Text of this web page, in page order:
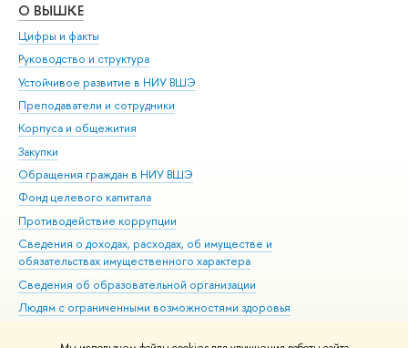
О ВЫШКЕ
Цифры и факты
Руководство и структура
Устойчивое развитие в НИУ ВШЭ
Преподаватели и сотрудники
Корпуса и общежития
Закупки
Обращения граждан в НИУ ВШЭ
Фонд целевого капитала
Противодействие коррупции
Сведения о доходах, расходах, об имуществе и
обязательствах имущественного характера
Сведения об образовательной организации
Людям с ограниченными возможностями здоровья